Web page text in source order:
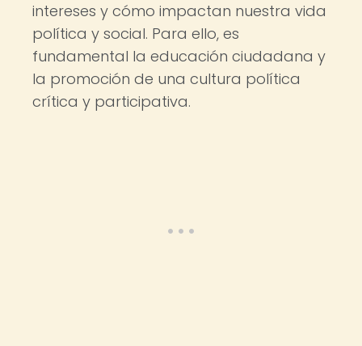
intereses y cómo impactan nuestra vida
política y social. Para ello, es
fundamental la educación ciudadana y
la promoción de una cultura política
crítica y participativa.